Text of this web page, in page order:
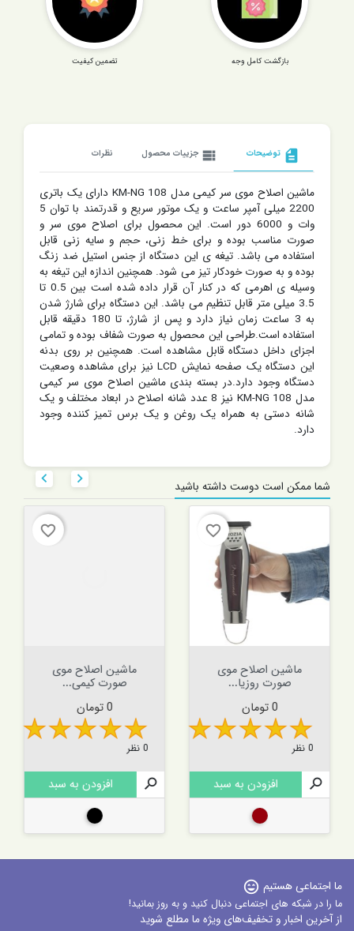
بازگشت کامل وجه تضمین کیفیت
description توضیحات view_list جزییات محصول نظرات
ماشین اصلاح موی سر کیمی مدل KM-NG 108 دارای یک باتری
2200 میلی آمپر ساعت و یک موتور سریع و قدرتمند با توان 5
وات و 6000 دور است. این محصول برای اصلاح موی سر و
صورت مناسب بوده و برای خط زنی، حجم و سایه زنی قابل
استفاده می باشد. تیغه ی این دستگاه از جنس استیل ضد زنگ
بوده و به صورت خودکار تیز می شود. همچنین اندازه این تیغه به
وسیله ی اهرمی که در کنار آن قرار داده شده است بین 0.5 تا
3.5 میلی متر قابل تنظیم می باشد. این دستگاه برای شارژ شدن
به 3 ساعت زمان نیاز دارد و پس از شارژ، تا 180 دقیقه قابل
استفاده است.طراحی این محصول به صورت شفاف بوده و تمامی
اجزای داخل دستگاه قابل مشاهده است. همچنین بر روی بدنه
این دستگاه یک صفحه نمایش LCD نیز برای مشاهده وصعیت
دستگاه وجود دارد.در بسته بندی ماشین اصلاح موی سر کیمی
مدل KM-NG 108 نیز 8 عدد شانه اصلاح در ابعاد مختلف و یک
شانه دستی به همراه یک روغن و یک برس تمیز کننده وجود
دارد.
شما ممکن است دوست داشته باشید 
favorite_border
ماشین اصلاح موی
صورت روزیا...
قیمت
0 تومان
0 نظر

افزودن به سبد
زرشکی
favorite_border
ماشین اصلاح موی
صورت کیمی...
قیمت
0 تومان
0 نظر

افزودن به سبد
مشکی

ما اجتماعی هستیم sentiment_very_satisfied
ما را در شبکه های اجتماعی دنبال کنید و به روز بمانید!
از آخرین اخبار و تخفیف‌های ویژه ما مطلع شوید